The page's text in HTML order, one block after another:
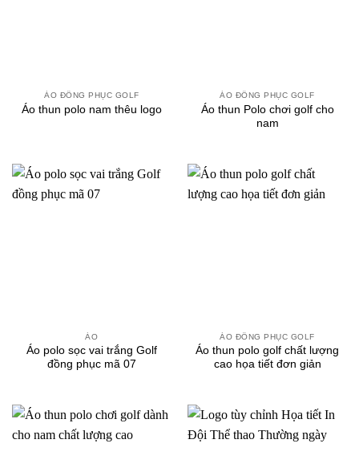
ÁO ĐỒNG PHỤC GOLF
Áo thun polo nam thêu logo
ÁO ĐỒNG PHỤC GOLF
Áo thun Polo chơi golf cho
nam
ÁO
Áo polo sọc vai trắng Golf
đồng phục mã 07
ÁO ĐỒNG PHỤC GOLF
Áo thun polo golf chất lượng
cao họa tiết đơn giản